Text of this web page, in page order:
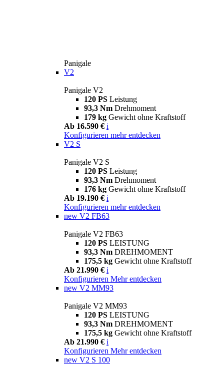
Panigale
V2
Panigale V2
120 PS Leistung
93,3 Nm Drehmoment
179 kg Gewicht ohne Kraftstoff
Ab 16.590 € i
Konfigurieren mehr entdecken
V2 S
Panigale V2 S
120 PS Leistung
93,3 Nm Drehmoment
176 kg Gewicht ohne Kraftstoff
Ab 19.190 € i
Konfigurieren mehr entdecken
new V2 FB63
Panigale V2 FB63
120 PS LEISTUNG
93,3 Nm DREHMOMENT
175,5 kg Gewicht ohne Kraftstoff
Ab 21.990 € i
Konfigurieren Mehr entdecken
new V2 MM93
Panigale V2 MM93
120 PS LEISTUNG
93,3 Nm DREHMOMENT
175,5 kg Gewicht ohne Kraftstoff
Ab 21.990 € i
Konfigurieren Mehr entdecken
new V2 S 100